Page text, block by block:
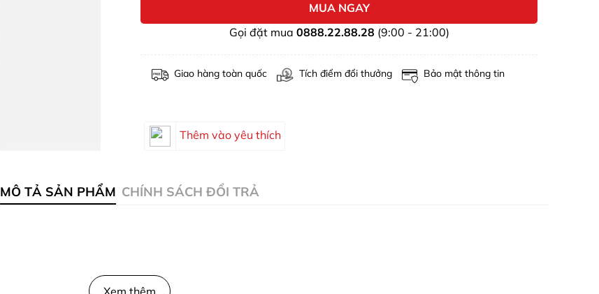
MUA NGAY
Gọi đặt mua 0888.22.88.28 (9:00 - 21:00)
Giao hàng toàn quốc Tích điểm đổi thưởng Bảo mật thông tin
Thêm vào yêu thích
MÔ TẢ SẢN PHẨM CHÍNH SÁCH ĐỔI TRẢ
Xem thêm